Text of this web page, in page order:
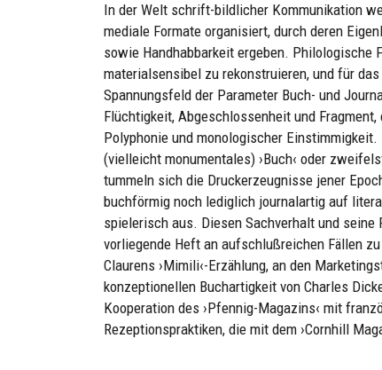
In der Welt schrift-bildlicher Kommunikation
mediale Formate organisiert, durch deren
sowie Handhabbarkeit ergeben. Philologische
materialsensibel zu rekonstruieren, und für
Spannungsfeld der Parameter Buch- und
Flüchtigkeit, Abgeschlossenheit und
Polyphonie und monologischer
(vielleicht monumentales) ›Buch‹ oder
tummeln sich die Druckerzeugnisse jener
buchförmig noch lediglich journalartig auf
spielerisch aus. Diesen Sachverhalt und
vorliegende Heft an aufschlußreichen Fällen
Claurens ›Mimili‹-Erzählung, an den
konzeptionellen Buchartigkeit von Charles
Kooperation des ›Pfennig-Magazins‹ mit
Rezeptionspraktiken, die mit dem ›Cornhill